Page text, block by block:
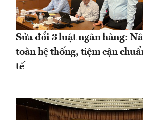
Sửa đổi 3 luật ngân hàng:
toàn hệ thống, tiệm cận
tế